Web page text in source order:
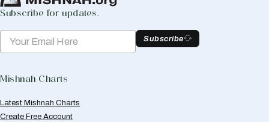
Subscribe for updates.
Subscribe
Mishnah Charts
Latest Mishnah Charts
Create Free Account